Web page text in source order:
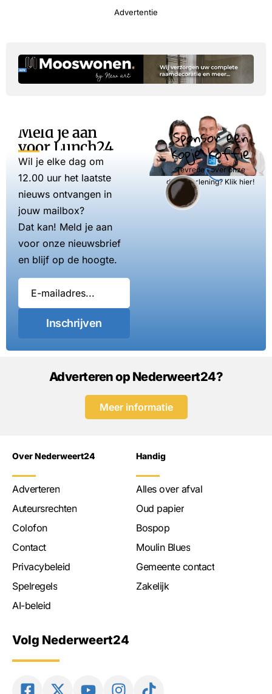
Advertentie
Meld je aan
voor Lunch24
Wil je elke dag om
12.00 uur het laatste
nieuws ontvangen in
jouw mailbox?
Dat kan! Meld je aan
voor onze nieuwsbrief
en blijf op de hoogte.
Inschrijven
Sponsor een
kopje koffie
Tevreden over onze
dienstverlening? Klik hier!
Adverteren op Nederweert24?
Meer informatie
Over Nederweert24
Adverteren
Auteursrechten
Colofon
Contact
Privacybeleid
Spelregels
AI-beleid
Handig
Alles over afval
Oud papier
Bospop
Moulin Blues
Gemeente contact
Zakelijk
Volg Nederweert24